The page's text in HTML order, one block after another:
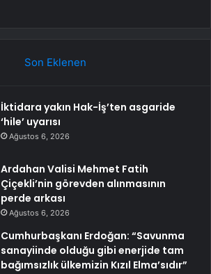
Son Eklenen
İktidara yakın Hak-İş’ten asgaride
‘hile’ uyarısı
Ağustos 6, 2026
Ardahan Valisi Mehmet Fatih
Çiçekli’nin görevden alınmasının
perde arkası
Ağustos 6, 2026
Cumhurbaşkanı Erdoğan: “Savunma
sanayiinde olduğu gibi enerjide tam
bağımsızlık ülkemizin Kızıl Elma’sıdır”